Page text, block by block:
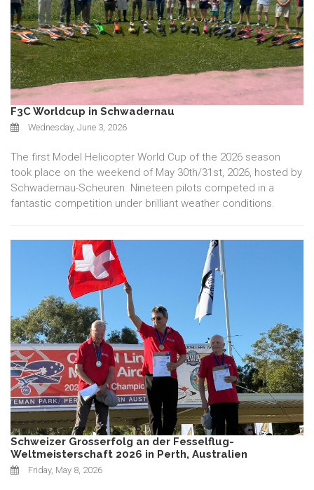
F3C Worldcup in Schwadernau
Wednesday, June 3, 2026
The first Model Helicopter World Cup of the 2026 season
took place on the weekend of May 30th/31st, 2026, hosted by
Schwadernau-Scheuren. Nineteen pilots competed in a
fantastic competition under brilliant weather conditions.
Schweizer Grosserfolg an der Fesselflug-
Weltmeisterschaft 2026 in Perth, Australien
Friday, May 8, 2026